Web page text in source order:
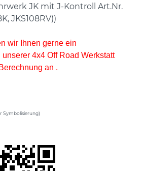
JK mit J-Kontroll Art.Nr.
JKS108RV))
wir Ihnen gerne ein
4x4 Off Road Werkstatt
an .
Symbolisierung)